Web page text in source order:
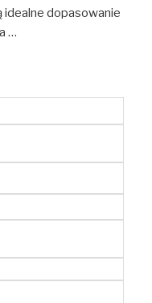
idealne dopasowanie
…